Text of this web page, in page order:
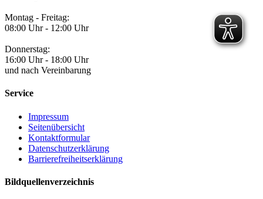
Montag - Freitag:
08:00 Uhr - 12:00 Uhr
Donnerstag:
16:00 Uhr - 18:00 Uhr
und nach Vereinbarung
Service
Impressum
Seitenübersicht
Kontaktformular
Datenschutzerklärung
Barrierefreiheitserklärung
Bildquellenverzeichnis